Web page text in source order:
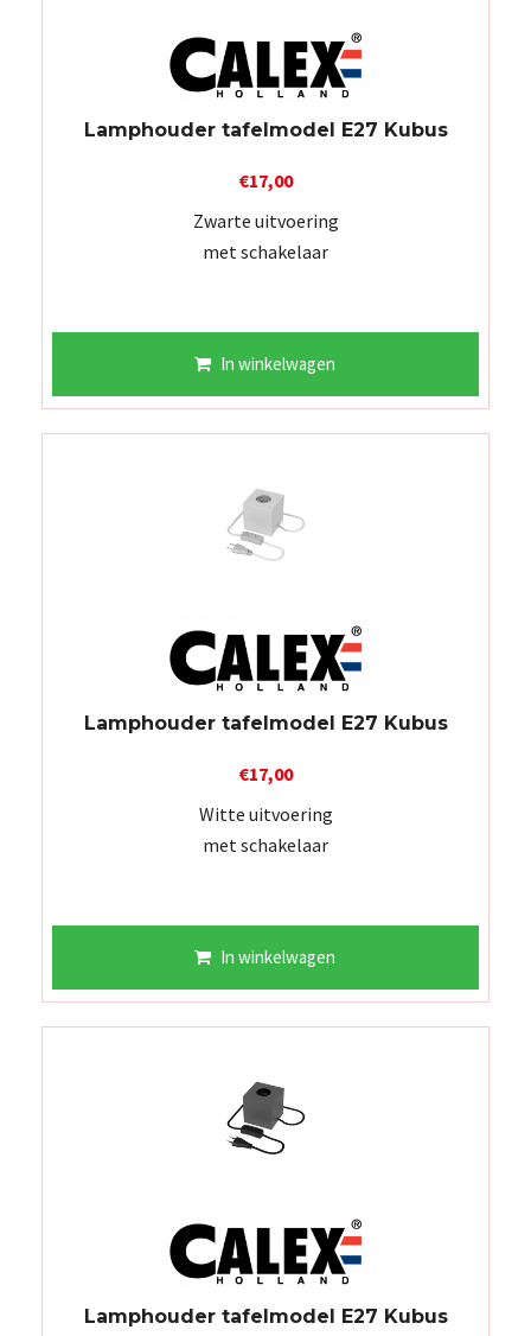
Lamphouder tafelmodel E27 Kubus
€17,00
Zwarte uitvoering
met schakelaar
In winkelwagen
Lamphouder tafelmodel E27 Kubus
€17,00
Witte uitvoering
met schakelaar
In winkelwagen
Lamphouder tafelmodel E27 Kubus